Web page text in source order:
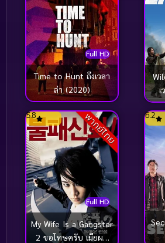
nature (5)
Neo-noir นีโอ-นัวร์
NETFLIX (184)
new-movie (3)
Parody (17)
Patriotic ปลุกใจ
Period ย้อนยุค (39)
Period ย้อนยุค
Political การเมือง
Full HD
Time to Hunt ถึงเวลา
ล่า (2020)
พากย์ไทย
Full HD
5.8
My Wife Is a Gangster
2 ขอโทษครับ เมียผม
6.2